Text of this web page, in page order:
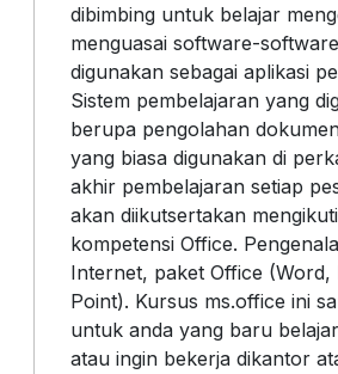
dibimbing untuk belajar
menguasai software-
digunakan sebagai aplikasi
Sistem pembelajaran yang
berupa pengolahan
yang biasa digunakan di
akhir pembelajaran setiap
akan diikutsertakan
kompetensi Office.
Internet, paket Office (Word,
Point). Kursus ms.office ini
untuk anda yang baru
atau ingin bekerja dikantor